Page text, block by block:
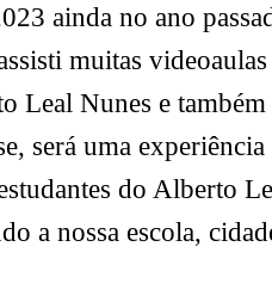
ainda no ano
muitas
Leal Nunes e
será uma
do Alberto
a nossa escola,